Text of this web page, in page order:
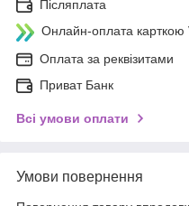
Післяплата
Онлайн-оплата
Оплата за реквізитами
Приват Банк
Всі умови оплати
Умови повернення